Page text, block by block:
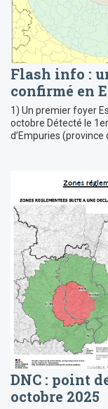
Flash info :
confirmé en
1) Un premier foyer
octobre Détecté le
d’Empuries (province
DNC : point
octobre 2025